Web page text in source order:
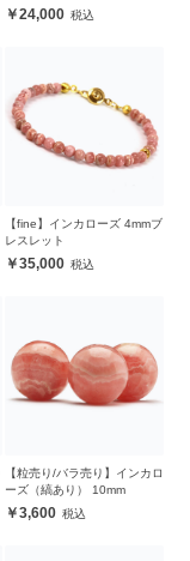
24,000
【fine】インカローズ 4mmブ
レスレット
35,000
【粒売り/バラ売り】インカロ
ーズ（縞あり） 10mm
3,600